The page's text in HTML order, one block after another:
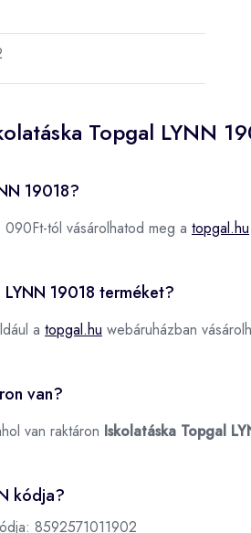
Topgal LYNN
19018?
tól vásárolhatod meg a topgal.hu
19018 terméket?
a topgal.hu webáruházban
van?
van raktáron Iskolatáska Topgal
kódja?
8592571011902